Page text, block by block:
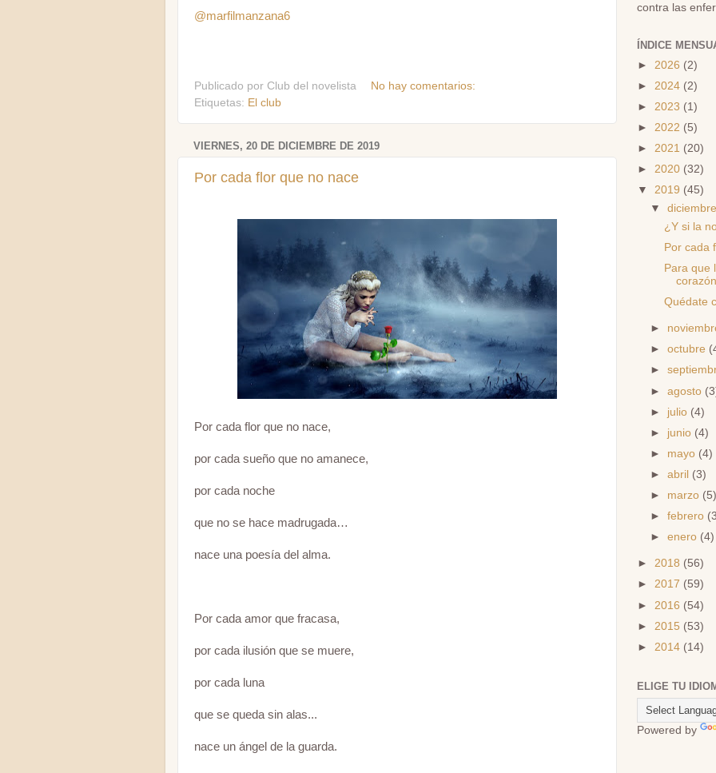
@marfilmanzana6
Publicado por Club del novelista
No hay comentarios:
Etiquetas: El club
VIERNES, 20 DE DICIEMBRE DE 2019
Por cada flor que no nace
Por cada flor que no nace,
por cada sueño que no amanece,
por cada noche
que no se hace madrugada…
nace una poesía del alma.
Por cada amor que fracasa,
por cada ilusión que se muere,
por cada luna
que se queda sin alas...
nace un ángel de la guarda.
contra las
ÍNDICE
► 2026 (2)
► 2024 (2)
► 2023 (1)
► 2022 (5)
► 2021 (20)
► 2020 (32)
▼ 2019 (45)
▼diciembre
¿Y si la
Por cada
Para que
corazón
Quédate
►
►octubre
►
►agosto
► julio (4)
► junio (4)
► mayo (4)
►abril (3)
► marzo (5)
►febrero
►enero (4)
► 2018 (56)
► 2017 (59)
► 2016 (54)
► 2015 (53)
► 2014 (14)
ELIGE TU
Powered by